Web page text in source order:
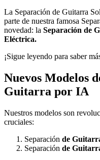
La Separación de Guitarra
parte de nuestra famosa
novedad: la Separación de
Eléctrica.
¡Sigue leyendo para saber
Nuevos Modelos
Guitarra por IA
Nuestros modelos son
cruciales:
Separación de
Separación de